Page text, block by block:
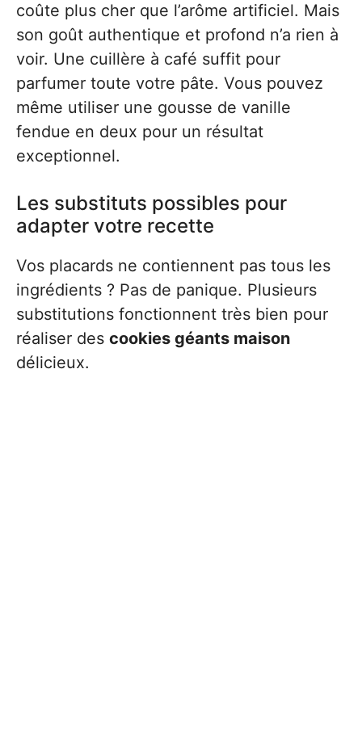
coûte plus cher que l’arôme artificiel. Mais
son goût authentique et profond n’a rien à
voir. Une cuillère à café suffit pour
parfumer toute votre pâte. Vous pouvez
même utiliser une gousse de vanille
fendue en deux pour un résultat
exceptionnel.
Les substituts possibles pour
adapter votre recette
Vos placards ne contiennent pas tous les
ingrédients ? Pas de panique. Plusieurs
substitutions fonctionnent très bien pour
réaliser des cookies géants maison
délicieux.